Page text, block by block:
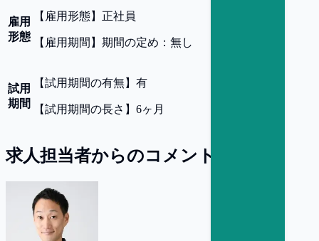
雇用
形態
【 雇用形態】 正社員
【 雇用期間 】 期間の定め：無し
試用
期間
【試用期間の有無】 有
【試用期間の長さ 】 6ヶ月
求人担当者からのコメント